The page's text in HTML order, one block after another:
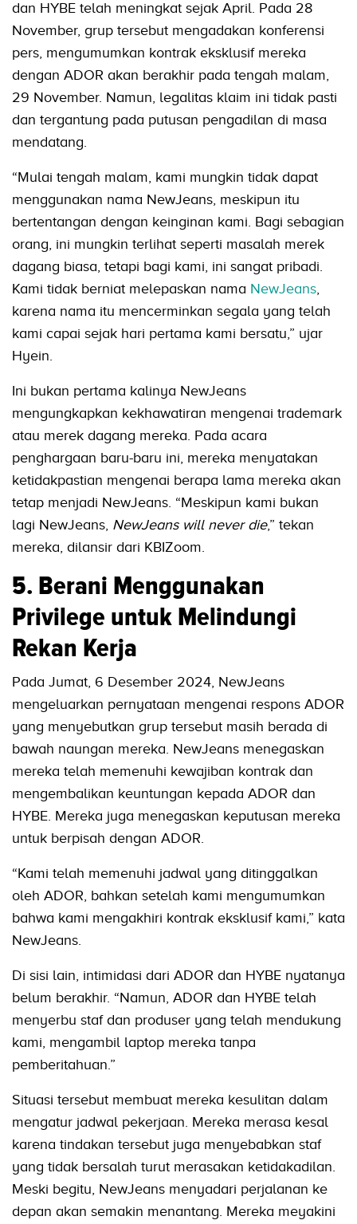
dan HYBE telah meningkat sejak April. Pada 28
November, grup tersebut mengadakan konferensi
pers, mengumumkan kontrak eksklusif mereka
dengan ADOR akan berakhir pada tengah malam,
29 November. Namun, legalitas klaim ini tidak pasti
dan tergantung pada putusan pengadilan di masa
mendatang.
“Mulai tengah malam, kami mungkin tidak dapat
menggunakan nama NewJeans, meskipun itu
bertentangan dengan keinginan kami. Bagi sebagian
orang, ini mungkin terlihat seperti masalah merek
dagang biasa, tetapi bagi kami, ini sangat pribadi.
Kami tidak berniat melepaskan nama NewJeans
karena nama itu mencerminkan segala yang telah
kami capai sejak hari pertama kami bersatu,” ujar
Hyein.
Ini bukan pertama kalinya NewJeans
mengungkapkan kekhawatiran mengenai trademark
atau merek dagang mereka. Pada acara
penghargaan baru-baru ini, mereka menyatakan
ketidakpastian mengenai berapa lama mereka akan
tetap menjadi NewJeans. “Meskipun kami bukan
lagi NewJeans, NewJeans will never die,” tekan
mereka, dilansir dari KBIZoom.
5. Berani Menggunakan
Privilege untuk Melindungi
Rekan Kerja
Pada Jumat, 6 Desember 2024, NewJeans
mengeluarkan pernyataan mengenai respons ADOR
yang menyebutkan grup tersebut masih berada di
bawah naungan mereka. NewJeans menegaskan
mereka telah memenuhi kewajiban kontrak dan
mengembalikan keuntungan kepada ADOR dan
HYBE. Mereka juga menegaskan keputusan mereka
untuk berpisah dengan ADOR.
“Kami telah memenuhi jadwal yang ditinggalkan
oleh ADOR, bahkan setelah kami mengumumkan
bahwa kami mengakhiri kontrak eksklusif kami,” kata
NewJeans.
Di sisi lain, intimidasi dari ADOR dan HYBE nyatanya
belum berakhir. “Namun, ADOR dan HYBE telah
menyerbu staf dan produser yang telah mendukung
kami, mengambil laptop mereka tanpa
pemberitahuan.”
Situasi tersebut membuat mereka kesulitan dalam
mengatur jadwal pekerjaan. Mereka merasa kesal
karena tindakan tersebut juga menyebabkan staf
yang tidak bersalah turut merasakan ketidakadilan.
Meski begitu, NewJeans menyadari perjalanan ke
depan akan semakin menantang. Mereka meyakini